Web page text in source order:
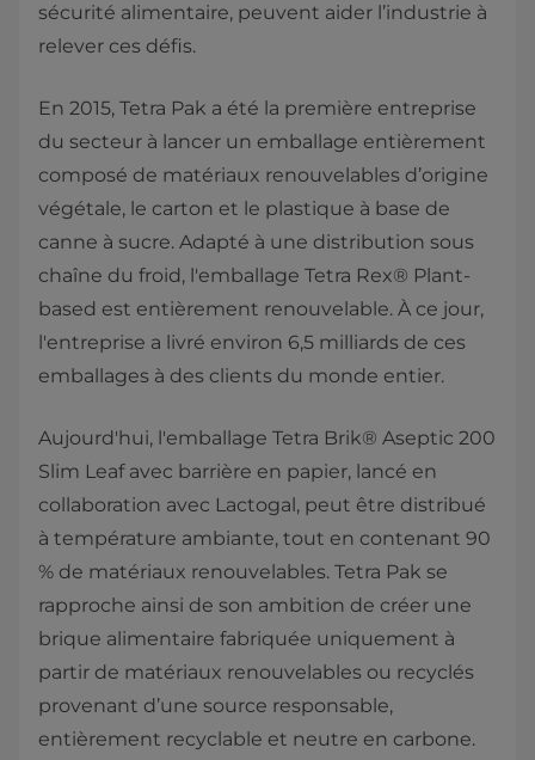
sécurité alimentaire, peuvent aider l’industrie à
relever ces défis.
En 2015, Tetra Pak a été la première entreprise
du secteur à lancer un emballage entièrement
composé de matériaux renouvelables d’origine
végétale, le carton et le plastique à base de
canne à sucre. Adapté à une distribution sous
chaîne du froid, l'emballage Tetra Rex® Plant-
based est entièrement renouvelable. À ce jour,
l'entreprise a livré environ 6,5 milliards de ces
emballages à des clients du monde entier.
Aujourd'hui, l'emballage Tetra Brik® Aseptic 200
Slim Leaf avec barrière en papier, lancé en
collaboration avec Lactogal, peut être distribué
à température ambiante, tout en contenant 90
% de matériaux renouvelables. Tetra Pak se
rapproche ainsi de son ambition de créer une
brique alimentaire fabriquée uniquement à
partir de matériaux renouvelables ou recyclés
provenant d’une source responsable,
entièrement recyclable et neutre en carbone.